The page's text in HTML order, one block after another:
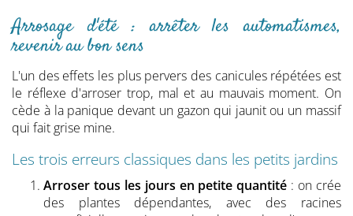
Arrosage d'été : arrêter les automatismes,
revenir au bon sens
L'un des effets les plus pervers des canicules répétées est
le réflexe d'arroser trop, mal et au mauvais moment. On
cède à la panique devant un gazon qui jaunit ou un massif
qui fait grise mine.
Les trois erreurs classiques dans les petits jardins
Arroser tous les jours en petite quantité : on crée
des plantes dépendantes, avec des racines